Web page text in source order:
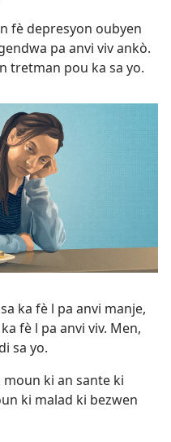
fè depresyon oubyen
pa anvi viv ankò.
tretman pou ka sa yo.
ka fè l pa anvi manje,
fè l pa anvi viv. Men,
sa yo.
moun ki an sante ki
ki malad ki bezwen